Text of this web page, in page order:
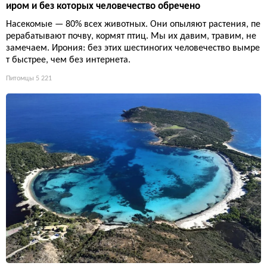
иром и без которых человечество обречено
Насекомые — 80% всех животных. Они опыляют растения, пе
рерабатывают почву, кормят птиц. Мы их давим, травим, не
замечаем. Ирония: без этих шестиногих человечество вымре
т быстрее, чем без интернета.
Питомцы 5 221